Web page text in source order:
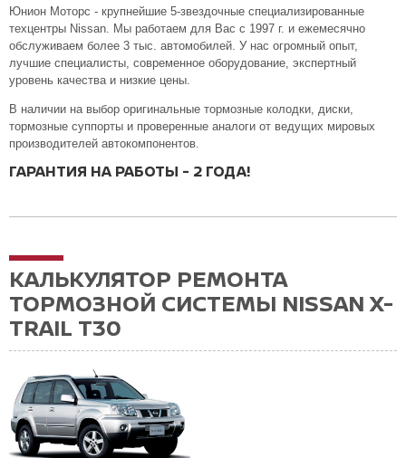
Юнион Моторс - крупнейшие 5-звездочные специализированные
техцентры Nissan. Мы работаем для Вас с 1997 г. и ежемесячно
обслуживаем более 3 тыс. автомобилей. У нас огромный опыт,
лучшие специалисты, современное оборудование, экспертный
уровень качества и низкие цены.
В наличии на выбор оригинальные тормозные колодки, диски,
тормозные суппорты и проверенные аналоги от ведущих мировых
производителей автокомпонентов.
ГАРАНТИЯ НА РАБОТЫ - 2 ГОДА!
КАЛЬКУЛЯТОР РЕМОНТА
ТОРМОЗНОЙ СИСТЕМЫ NISSAN X-
TRAIL T30